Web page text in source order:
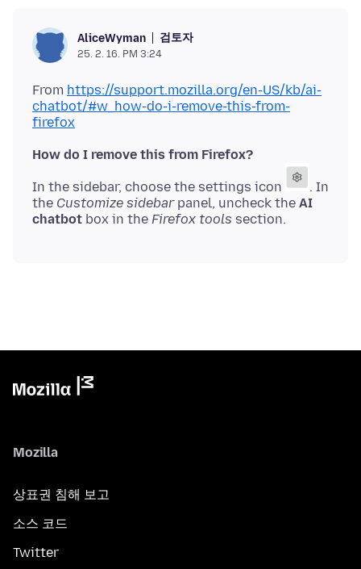
AliceWyman 검토자
25. 2. 16. PM 3:24
From https://support.mozilla.org/en-US/kb/ai-
chatbot/#w_how-do-i-remove-this-from-
firefox
How do I remove this from Firefox?
In the sidebar, choose the settings icon
. In
the Customize sidebarpanel, uncheck the AI
chatbot box in the Firefox tools
Mozilla
상표권 침해 보고
소스 코드
Twitter